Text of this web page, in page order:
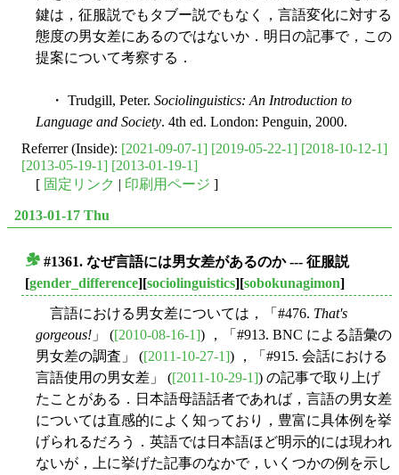
鍵は，征服説でもタブー説でもなく，言語変化に対する
態度の男女差にあるのではないか．明日の記事で，この
提案について考察する．
・ Trudgill, Peter. Sociolinguistics: An Introduction to
Language and Society. 4th ed. London: Penguin, 2000.
Referrer (Inside): [2021-09-07-1] [2019-05-22-1] [2018-10-12-1]
[2013-05-19-1] [2013-01-19-1]
[ 固定リンク 印刷用ページ ]
2013-01-17 Thu
#1361. なぜ言語には男女差があるのか --- 征服説
[gender_difference][sociolinguistics][sobokunagimon]
言語における男女差については，「#476. That's
gorgeous! 」 ([2010-08-16-1]) ，「#913. BNC による語彙の
男女差の調査」 ([2011-10-27-1]) ，「#915. 会話における
言語使用の男女差」 ([2011-10-29-1]) の記事で取り上げ
たことがある．日本語母語話者であれば，言語の男女差
については直感的によく知っており，豊富に具体例を挙
げられるだろう．英語では日本語ほど明示的には現われ
ないが，上に挙げた記事のなかで，いくつかの例を示し